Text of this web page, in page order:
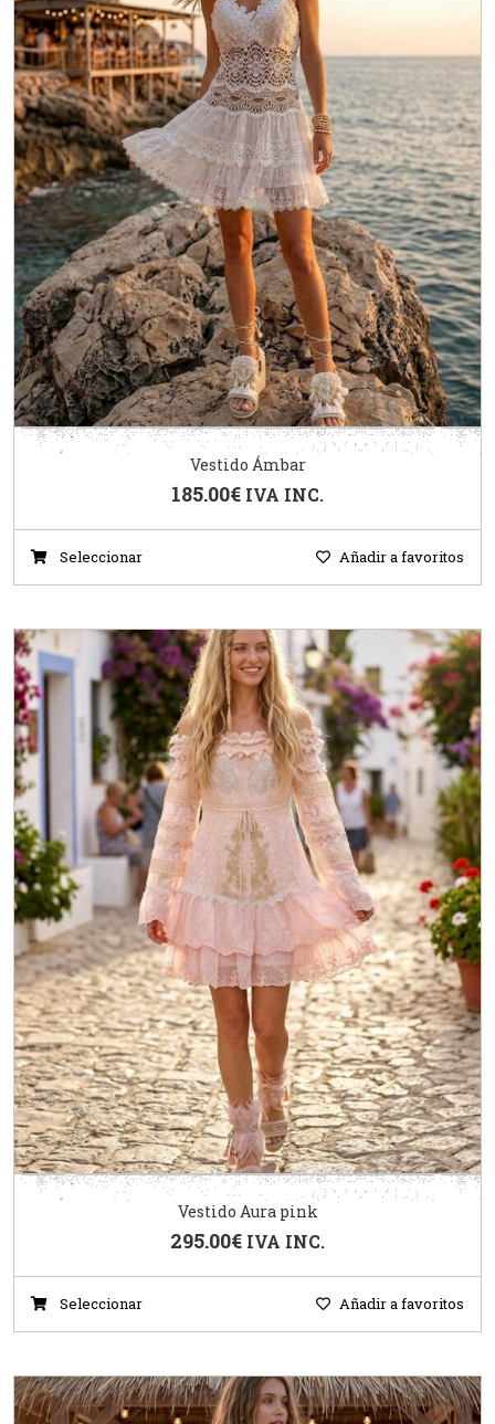
Vestido Ámbar
185.00€ IVA INC.
Seleccionar Añadir a favoritos
Vestido Aura pink
295.00€ IVA INC.
Seleccionar Añadir a favoritos